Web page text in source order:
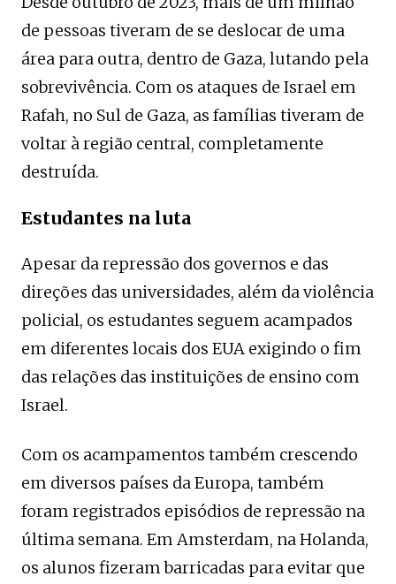
de pessoas tiveram de se deslocar de uma
área para outra, dentro de Gaza, lutando pela
sobrevivência. Com os ataques de Israel em
Rafah, no Sul de Gaza, as famílias tiveram de
voltar à região central, completamente
destruída.
Estudantes na luta
Apesar da repressão dos governos e das
direções das universidades, além da violência
policial, os estudantes seguem acampados
em diferentes locais dos EUA exigindo o fim
das relações das instituições de ensino com
Israel.
Com os acampamentos também crescendo
em diversos países da Europa, também
foram registrados episódios de repressão na
última semana. Em Amsterdam, na Holanda,
os alunos fizeram barricadas para evitar que